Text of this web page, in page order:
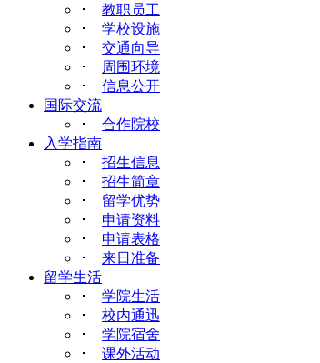
･ 教职员工
･ 学校设施
･ 交通向导
･
周围环境
･ 信息公开
国际交流
･ 合作院校
入学指南
･ 招生信息
･ 招生简章
･ 留学优势
･ 申请资料
･ 申请表格
･ 来日准备
留学生活
･ 学院生活
･ 校内通迅
･ 学院宿舍
･ 课外活动